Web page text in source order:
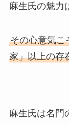
麻生氏の魅力
その心意気こ
家」以上の存
麻生氏は名門